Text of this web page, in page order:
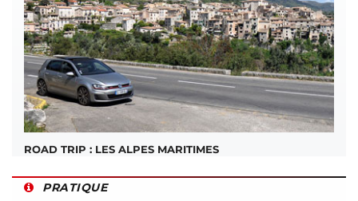
ROAD TRIP : LES ALPES MARITIMES
PRATIQUE